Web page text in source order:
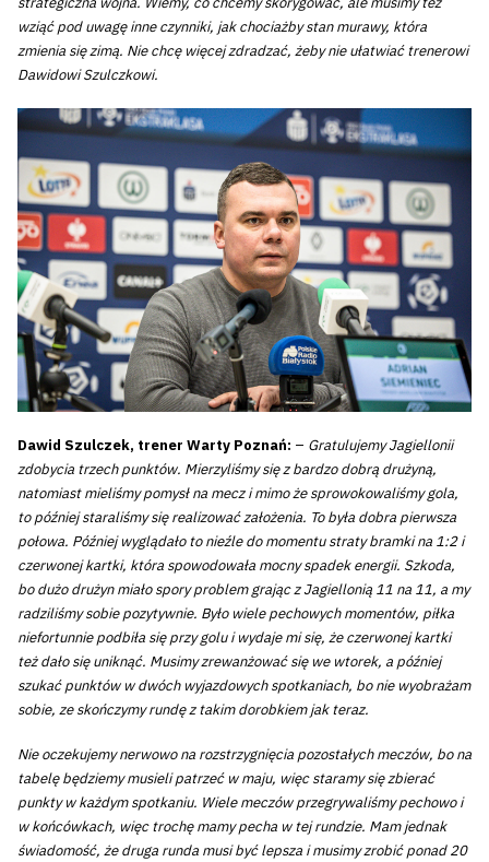
wziąć pod uwagę inne czynniki, jak chociażby stan murawy, która
zmienia się zimą. Nie chcę więcej zdradzać, żeby nie ułatwiać trenerowi
Dawidowi Szulczkowi.
Dawid Szulczek, trener Warty Poznań: – Gratulujemy Jagiellonii
zdobycia trzech punktów. Mierzyliśmy się z bardzo dobrą drużyną,
natomiast mieliśmy pomysł na mecz i mimo że sprowokowaliśmy gola,
to później staraliśmy się realizować założenia. To była dobra pierwsza
połowa. Później wyglądało to nieźle do momentu straty bramki na 1:2 i
czerwonej kartki, która spowodowała mocny spadek energii. Szkoda,
bo dużo drużyn miało spory problem grając z Jagiellonią 11 na 11, a my
radziliśmy sobie pozytywnie. Było wiele pechowych momentów, piłka
niefortunnie podbiła się przy golu i wydaje mi się, że czerwonej kartki
też dało się uniknąć. Musimy zrewanżować się we wtorek, a później
szukać punktów w dwóch wyjazdowych spotkaniach, bo nie wyobrażam
sobie, ze skończymy rundę z takim dorobkiem jak teraz.
Nie oczekujemy nerwowo na rozstrzygnięcia pozostałych meczów, bo na
tabelę będziemy musieli patrzeć w maju, więc staramy się zbierać
punkty w każdym spotkaniu. Wiele meczów przegrywaliśmy pechowo i
w końcówkach, więc trochę mamy pecha w tej rundzie. Mam jednak
świadomość, że druga runda musi być lepsza i musimy zrobić ponad 20